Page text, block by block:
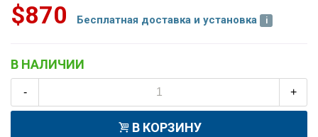
$870 Бесплатная доставка и установка
В НАЛИЧИИ
- +
В КОРЗИНУ